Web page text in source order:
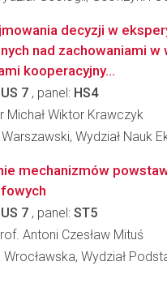
decyzji w
nad zachowaniami w
kooperacyjny...
7 , panel: HS4
Michał Wiktor Krawczyk
Wydział Nauk
mechanizmów
7 , panel: ST5
Antoni Czesław Mituś
Wrocławska, Wydział